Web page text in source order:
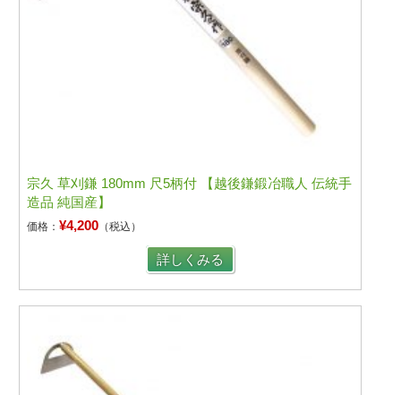
宗久 草刈鎌 180mm 尺5柄付 【越後鎌鍛冶職人 伝統手
造品 純国産】
価格：¥4,200 （税込）
詳しくみる